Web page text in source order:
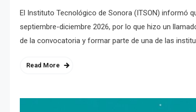
El Instituto Tecnológico de Sonora (ITSON) informó
septiembre-diciembre 2026, por lo que hizo un
de la convocatoria y formar parte de una de las
Read More